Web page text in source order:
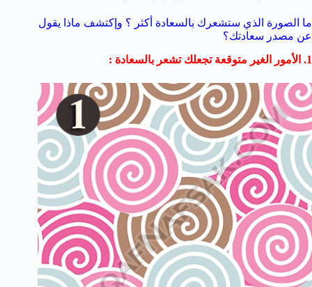
ما الصورة الذي ستشعرك بالسعادة أكثر ؟ وإكتشف ماذا يقول
عن مصدر سعادتك؟
1. الأمور الغير متوقعة تجعلك تشعر بالسعادة :